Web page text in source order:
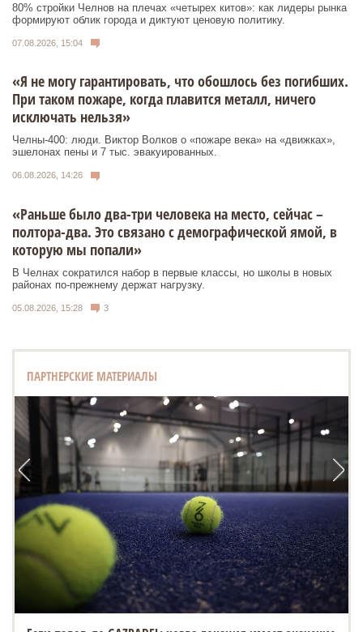
80% стройки Челнов на плечах «четырех китов»: как лидеры рынка
формируют облик города и диктуют ценовую политику.
07.08.2026, 15:04
«Я не могу гарантировать, что обошлось без погибших.
При таком пожаре, когда плавится металл, ничего
исключать нельзя»
Челны-400: люди. Виктор Волков о «пожаре века» на «движках»,
эшелонах пены и 7 тыс. эвакуированных.
06.08.2026, 14:26
«Раньше было два-три человека на место, сейчас –
полтора-два. Это связано с демографической ямой, в
которую мы попали»
В Челнах сократился набор в первые классы, но школы в новых
районах по-прежнему держат нагрузку.
05.08.2026, 15:28 3
ПАРТНЕРСКИЕ МАТЕРИАЛЫ